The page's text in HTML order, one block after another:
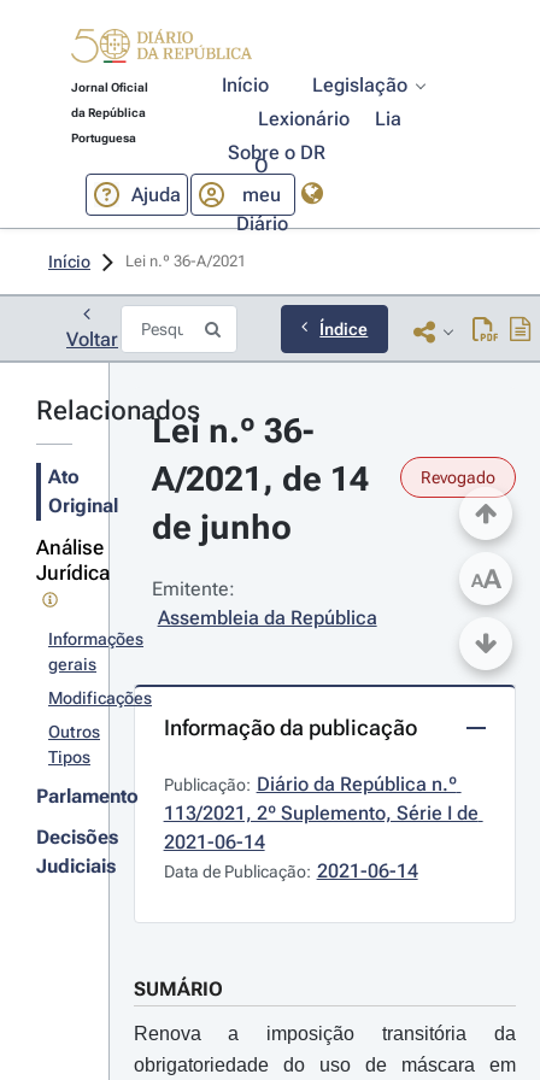
Jornal Oficial
da República
Portuguesa
Início
Legislação
Lexionário
Lia
Sobre o DR
Ajuda
O
meu
Diário
Início Lei n.º 36-A/2021
Voltar Índice
Relacionados
Ato
Original
Análise
Jurídica
Informações
gerais
Modificações
Outros
Tipos
Parlamento
Decisões
Judiciais
Lei n.º 36-
A/2021, de 14
de junho
Revogado
Emitente:
Assembleia da República
Informação da publicação
Publicação: Diário da República n.º
113/2021, 2º Suplemento, Série I de
2021-06-14
Data de Publicação: 2021-06-14
SUMÁRIO
Renova a imposição transitória da
obrigatoriedade do uso de máscara em
AA